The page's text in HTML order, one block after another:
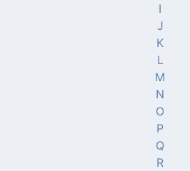
I
J
K
L
M
N
O
P
Q
R